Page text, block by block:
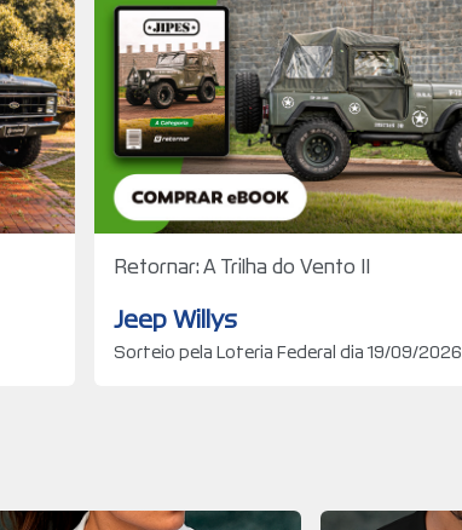
Retornar: A Trilha do Vento II
Jeep Willys
Sorteio pela Loteria Federal dia 19/09/2026